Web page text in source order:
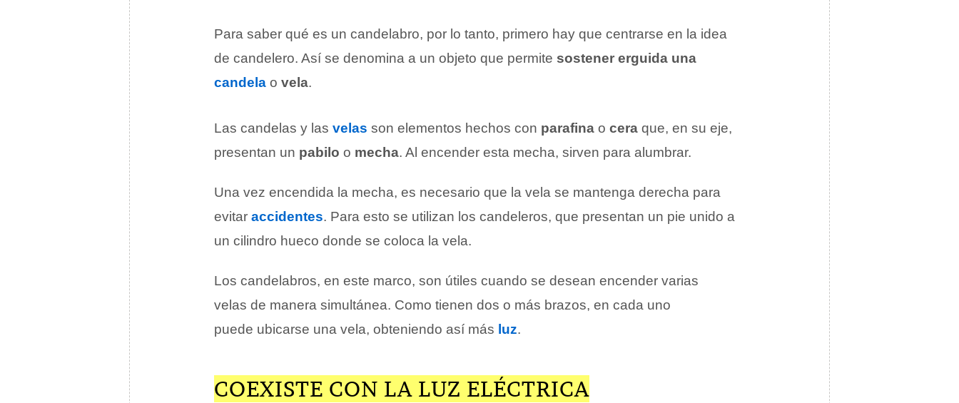
Para saber qué es un candelabro, por lo tanto, primero hay que centrarse en la idea
de candelero. Así se denomina a un objeto que permite sostener erguida una
candela o vela.
Las candelas y las velas son elementos hechos con parafina o cera que, en su eje,
presentan un pabilo o mecha. Al encender esta mecha, sirven para alumbrar.
Una vez encendida la mecha, es necesario que la vela se mantenga derecha para
evitar accidentes. Para esto se utilizan los candeleros, que presentan un pie unido a
un cilindro hueco donde se coloca la vela.
Los candelabros, en este marco, son útiles cuando se desean encender varias
velas de manera simultánea. Como tienen dos o más brazos, en cada uno
puede ubicarse una vela, obteniendo así más luz.
COEXISTE CON LA LUZ ELÉCTRICA